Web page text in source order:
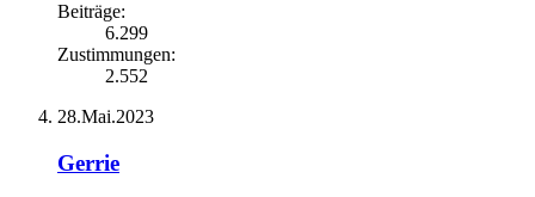
Beiträge:
6.299
Zustimmungen:
2.552
28.Mai.2023
Gerrie